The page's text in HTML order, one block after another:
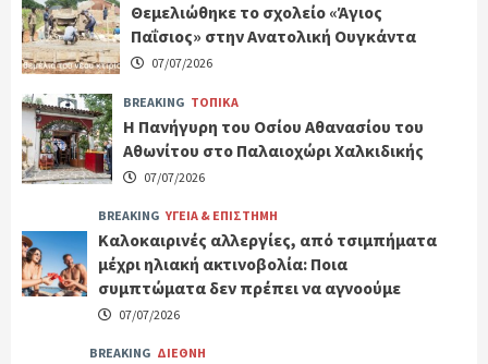
Θεμελιώθηκε το σχολείο «Άγιος
Παΐσιος» στην Ανατολική Ουγκάντα
07/07/2026
BREAKING ΤΟΠΙΚΑ
Η Πανήγυρη του Οσίου Αθανασίου του
Αθωνίτου στο Παλαιοχώρι Χαλκιδικής
07/07/2026
BREAKING ΥΓΕΙΑ & ΕΠΙΣΤΗΜΗ
Καλοκαιρινές αλλεργίες, από τσιμπήματα
μέχρι ηλιακή ακτινοβολία: Ποια
συμπτώματα δεν πρέπει να αγνοούμε
07/07/2026
BREAKING ΔΙΕΘΝΗ